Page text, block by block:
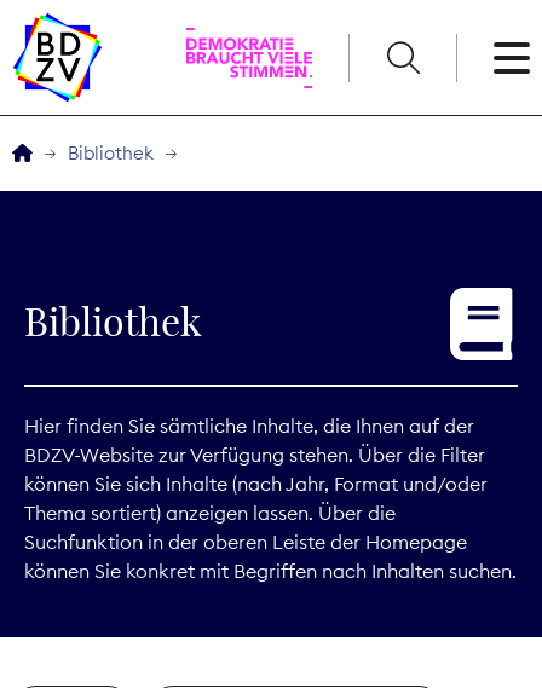
Service
Digitales
Kommunikation
Marktdaten
Bibliothek
Bibliothek
Hier finden Sie sämtliche Inhalte, die Ihnen auf der
BDZV-Website zur Verfügung stehen. Über die Filter
können Sie sich Inhalte (nach Jahr, Format und/oder
Thema sortiert) anzeigen lassen. Über die
Suchfunktion in der oberen Leiste der Homepage
können Sie konkret mit Begriffen nach Inhalten suchen.